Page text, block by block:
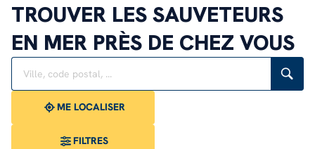
TROUVER LES SAUVETEURS
EN MER PRÈS DE CHEZ VOUS
Rechercher
Veuillez
renseigner
adresse
{{count}}
résultat(s)
ME LOCALISER
FILTRES